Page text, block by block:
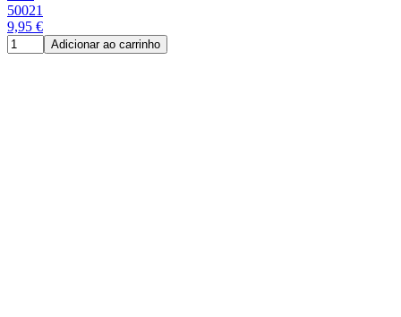
50021
9,95 €
Adicionar ao carrinho